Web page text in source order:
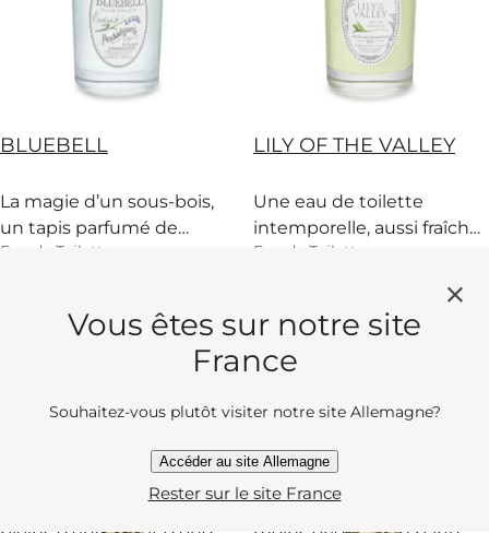
BLUEBELL
La magie d’un sous-bois,
un tapis parfumé de
jacinthes. Le bonheur à
Eau de Toilette
LILY OF THE VALLEY
Une eau de toilette
intemporelle, aussi fraîche
et optimiste que la rosée
Eau de Toilette
Aperçu rapide
THE BEWITCHING
Les atours de Yasmine
MUCH ADO ABOUT
THE DUKE
Rose, gin et cuir : pour le
Vous êtes sur notre site
France
Souhaitez-vous plutôt visiter notre site Allemagne?
Accéder au site Allemagne
Rester sur le site France